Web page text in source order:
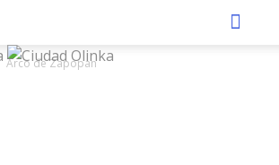
Arco de Zapopan